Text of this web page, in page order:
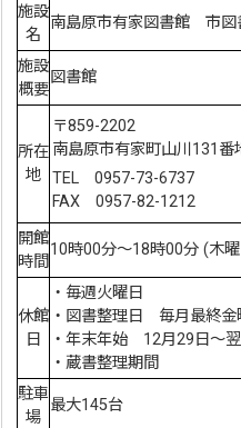
施設
名
南島原市有家図書館 市図
施設
概要
図書館
所在
地
〒859-2202
南島原市有家町山川131番
TEL 0957-73-6737
FAX 0957-82-1212
開館
時間
10時00分～18時00分 (木
休館
日
・毎週火曜日
・図書整理日 毎月最終金
・年末年始 12月29日～
・蔵書整理期間
駐車
場
最大145台